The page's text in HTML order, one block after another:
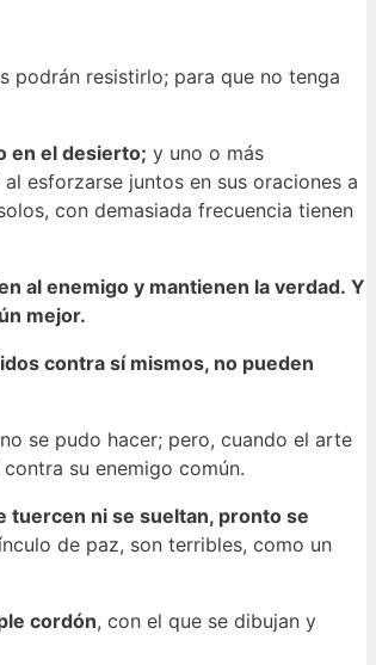
podrán resistirlo; para que no tenga
en el desierto; y uno o más
al esforzarse juntos en sus oraciones a
con demasiada frecuencia tienen
al enemigo y mantienen la verdad. Y
mejor.
contra sí mismos, no pueden
se pudo hacer; pero, cuando el arte
su enemigo común.
tuercen ni se sueltan, pronto se
de paz, son terribles, como un
cordón, con el que se dibujan y